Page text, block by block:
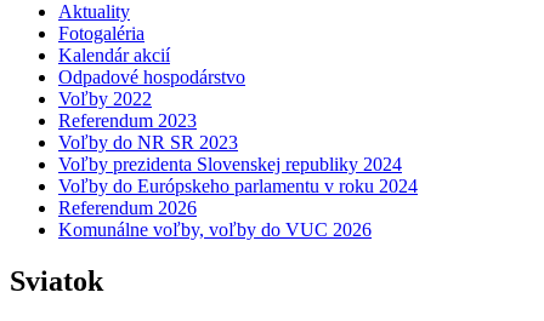
Aktuality
Fotogaléria
Kalendár akcií
Odpadové hospodárstvo
Voľby 2022
Referendum 2023
Voľby do NR SR 2023
Voľby prezidenta Slovenskej republiky 2024
Voľby do Európskeho parlamentu v roku 2024
Referendum 2026
Komunálne voľby, voľby do VUC 2026
Sviatok